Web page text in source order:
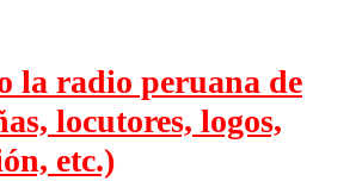
la radio peruana de
locutores, logos,
etc.)